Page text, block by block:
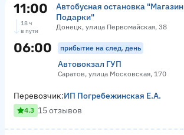
11:00
Автобусная остановка "Магазин
Подарки"
Донецк, улица Первомайская, 38
18 ч
в пути
06:00 прибытие на след. день
Автовокзал ГУП
Саратов, улица Московская, 170
Перевозчик:ИП Погребежинская Е.А.
4.3 15 отзывов